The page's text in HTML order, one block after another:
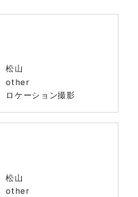
松山
other
ロケーション撮影
松山
other